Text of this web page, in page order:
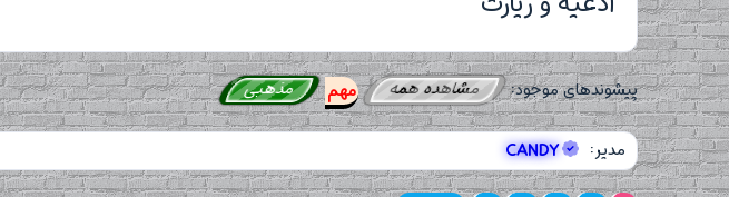
پیشوندهای موجود: مشاهده همه مهم مذهبی
مدیر: CANDY